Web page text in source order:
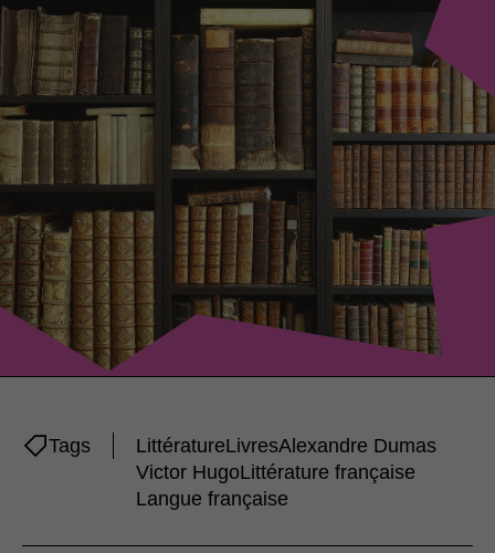
Tags LittératureLivresAlexandre Dumas
Victor HugoLittérature française
Langue française